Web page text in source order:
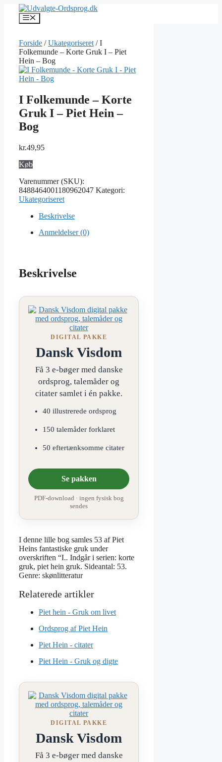
indhold
Menu
Forside /Ukategoriseret / I
Folkemunde – Korte Gruk I – Piet
Hein – Bog
I Folkemunde – Korte
Gruk I – Piet Hein –
Bog
kr.49,95
Køb
Varenummer (SKU):
8488464001180962047 Kategori:
Ukategoriseret
Beskrivelse
Anmeldelser (0)
Beskrivelse
DIGITAL PAKKE
Dansk Visdom
Få 3 e-bøger med danske
ordsprog, talemåder og
citater samlet i én pakke.
40 illustrerede ordsprog
150 talemåder forklaret
50 eftertænksomme citater
Se pakken
PDF-download · ingen fysisk bog
sendes
I denne lille bog samles 53 af Piet
Heins fantastiske gruk under
overskriften “I.. Indgår i serien: korte
gruk, piet hein gruk. Sideantal: 53.
Genre: skønlitteratur
Piet hein - Gruk om livet
Ordsprog af Piet Hein
Piet Hein - citater
Piet Hein - Gruk og digte
DIGITAL PAKKE
Dansk Visdom
Få 3 e-bøger med danske